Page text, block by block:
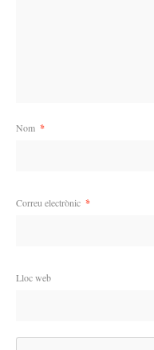
Nom *
Correu electrònic *
Lloc web